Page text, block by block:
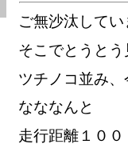
ご無沙汰して
そこでとうと
ツチノコ並み
なななんと
走行距離１０